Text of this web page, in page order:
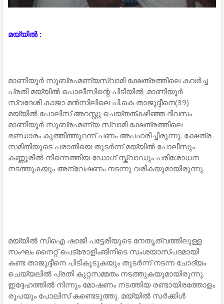
മയ്യിൽ :
മാണിയൂർ സുബ്രഹ്മണ്യസ്വാമി ക്ഷേത്രത്തിലെ കവർച്ച
പ്രതി മയ്യിൽ പൊലീസിന്റെ പിടിയിൽ .മാണിയൂർ
സ്വദേശി കാജാ മൻസിലിലെ പി.കെ താജുദ്ദീനെ(39)
മയ്യിൽ പോലിസ് അറസ്റ്റു ചെയ്തത്കഴിഞ്ഞ ദിവസം
മാണിയൂർ സുബ്രഹ്മണ്യ സ്വാമി ക്ഷേത്രത്തിലെ
ഭണ്ഡാരം കുത്തിത്തുറന്ന് പണം അപഹരിച്ചിരുന്നു. ക്ഷേത്ര
സമിതിയുടെ പരാതിയെ തുടർന്ന് മയ്യിൽ പോലീസും
കണ്ണൂരിൽ നിന്നെത്തിയ ഡോഗ് സ്ക്വാഡും പരിശോധന
നടത്തുകയും അന്വേഷണം നടന്നു വരികയുമായിരുന്നു.
മയ്യിൽ സിഐ ഷാജി പട്ടേരിയുടെ നേതൃത്വത്തിലുള്ള
സംഘം നൈറ്റ് പെട്രോളിംങിനിടെ സംശയാസ്പദമായി
കണ്ട താജുദ്ദീനെ പിടികൂടുകയും തുടർന്ന് നടന്ന ചോദ്യം
ചെയ്യലിൽ പ്രതി കുറ്റസമ്മതം നടത്തുകയുമായിരുന്നു.
ഇദ്ദേഹത്തിൽ നിന്നും മോഷണം നടത്തിയ രണ്ടായിരത്തോളം
രൂപയും പോലിസ് കണ്ടെടുത്തു. മയ്യിൽ സർക്കിൾ